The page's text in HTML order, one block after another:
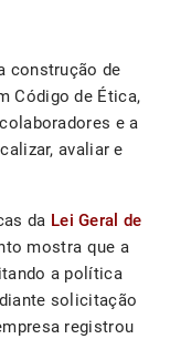
construção de
Código de Ética,
e a
avaliar e
da Lei Geral de
mostra que a
a política
solicitação
registrou